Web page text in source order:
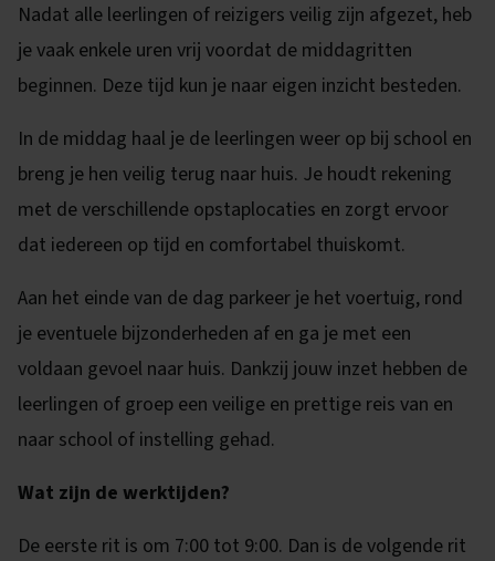
Nadat alle leerlingen of reizigers veilig zijn afgezet, heb
je vaak enkele uren vrij voordat de middagritten
beginnen. Deze tijd kun je naar eigen inzicht besteden.
In de middag haal je de leerlingen weer op bij school en
breng je hen veilig terug naar huis. Je houdt rekening
met de verschillende opstaplocaties en zorgt ervoor
dat iedereen op tijd en comfortabel thuiskomt.
Aan het einde van de dag parkeer je het voertuig, rond
je eventuele bijzonderheden af en ga je met een
voldaan gevoel naar huis. Dankzij jouw inzet hebben de
leerlingen of groep een veilige en prettige reis van en
naar school of instelling gehad.
Wat zijn de werktijden?
De eerste rit is om 7:00 tot 9:00. Dan is de volgende rit